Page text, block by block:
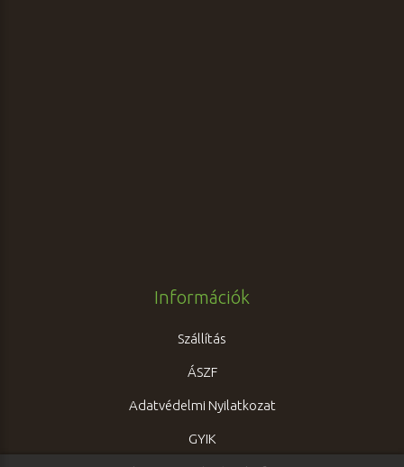
Információk
Szállítás
ÁSZF
Adatvédelmi Nyilatkozat
GYIK